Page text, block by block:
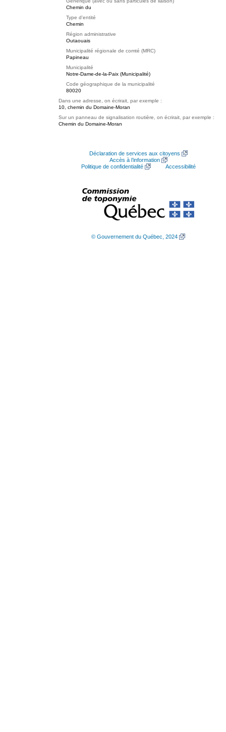
Chemin du
Type d'entité
Chemin
Région administrative
Outaouais
Municipalité régionale de comté (MRC)
Papineau
Municipalité
Notre-Dame-de-la-Paix (Municipalité)
Code géographique de la municipalité
80020
Dans une adresse, on écrirait, par exemple :
10, chemin du Domaine-Moran
Sur un panneau de signalisation routière, on écrirait, par exemple :
Chemin du Domaine-Moran
Déclaration de services aux citoyens
Accès à l’information
Politique de confidentialité
Accessibilité
© Gouvernement du Québec, 2024